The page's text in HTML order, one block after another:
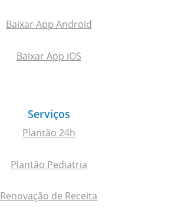
Baixar App Android
Baixar App iOS
Serviços
Plantão 24h
Plantão Pediatria
Renovação de Receita